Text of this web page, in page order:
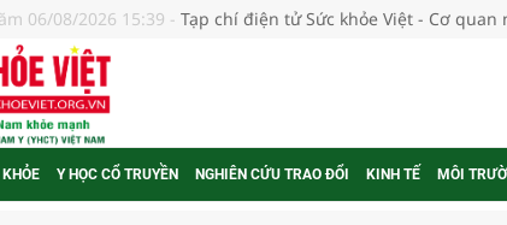
06/08/2026 15:39 - Tạp chí điện tử Sức khỏe Việt - Cơ quan
Y HỌC CỔ TRUYỀN NGHIÊN CỨU TRAO ĐỔI KINH TẾ MÔI